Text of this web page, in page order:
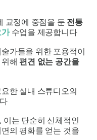
교정에 중점을 둔 전통
가수업을 제공합니다
가들을 위한 포용적이
해 편견 없는 공간을
한 실내 스튜디오의
, 이는 단순히 신체적인
의 평화를 얻는 것을